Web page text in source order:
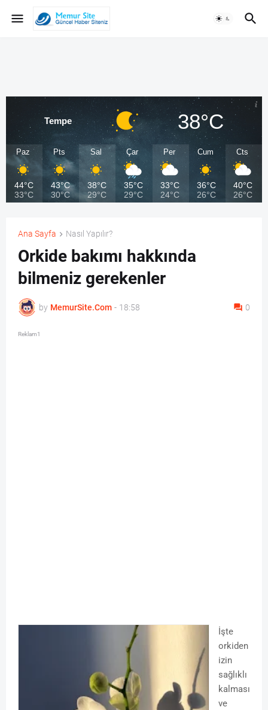
Tempe 38°C
Paz
44°C
33°C
Pts
43°C
30°C
Sal
38°C
29°C
Çar
35°C
29°C
Per
33°C
24°C
Cum
36°C
26°C
Cts
40°C
26°C
Ana Sayfa Nasıl Yapılır?
Orkide bakımı hakkında
bilmeniz gerekenler
by MemurSite.Com - 18:58 0
Reklam1
İşte
orkiden
izin
sağlıklı
kalması
ve